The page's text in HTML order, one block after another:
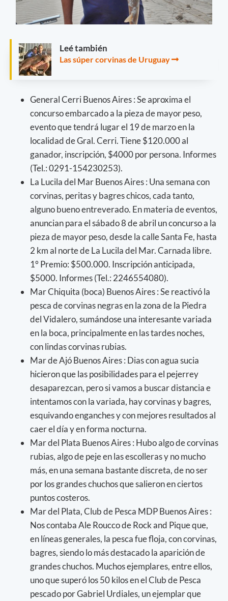
Leé también
Las súper corvinas de Uruguay
General Cerri Buenos Aires : Se aproxima el
concurso embarcado a la pieza de mayor peso,
evento que tendrá lugar el 19 de marzo en la
localidad de Gral. Cerri. Tiene $120.000 al
ganador, inscripción, $4000 por persona. Informes
(Tel.: 0291-154230253).
La Lucila del Mar Buenos Aires : Una semana con
corvinas, peritas y bagres chicos, cada tanto,
alguno bueno entreverado. En materia de eventos,
anuncian para el sábado 8 de abril un concurso a la
pieza de mayor peso, desde la calle Santa Fe, hasta
2 km al norte de La Lucila del Mar. Carnada libre.
1° Premio: $500.000. Inscripción anticipada,
$5000. Informes (Tel.: 2246554080).
Mar Chiquita (boca) Buenos Aires : Se reactivó la
pesca de corvinas negras en la zona de la Piedra
del Vidalero, sumándose una interesante variada
en la boca, principalmente en las tardes noches,
con lindas corvinas rubias.
Mar de Ajó Buenos Aires : Dias con agua sucia
hicieron que las posibilidades para el pejerrey
desaparezcan, pero si vamos a buscar distancia e
intentamos con la variada, hay corvinas y bagres,
esquivando enganches y con mejores resultados al
caer el día y en forma nocturna.
Mar del Plata Buenos Aires : Hubo algo de corvinas
rubias, algo de peje en las escolleras y no mucho
más, en una semana bastante discreta, de no ser
por los grandes chuchos que salieron en ciertos
puntos costeros.
Mar del Plata, Club de Pesca MDP Buenos Aires :
Nos contaba Ale Roucco de Rock and Pique que,
en líneas generales, la pesca fue floja, con corvinas,
bagres, siendo lo más destacado la aparición de
grandes chuchos. Muchos ejemplares, entre ellos,
uno que superó los 50 kilos en el Club de Pesca
pescado por Gabriel Urdiales, un ejemplar que